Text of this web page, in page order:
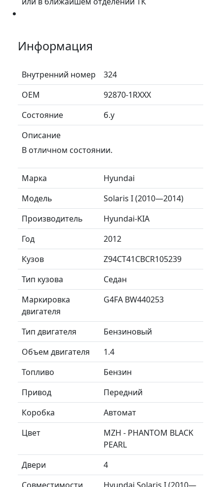
Информация
Внутренний номер
324
ОЕМ
92870-1RXXX
Состояние
б.у
Описание
В отличном состоянии.
Марка
Hyundai
Модель
Solaris I (2010—2014)
Производитель
Hyundai-KIA
Год
2012
Кузов
Z94CT41CBCR105239
Тип кузова
Седан
Маркировка
двигателя
G4FA BW440253
Тип двигателя
Бензиновый
Объем двигателя
1.4
Топливо
Бензин
Привод
Передний
Коробка
Автомат
Цвет
MZH - PHANTOM BLACK
PEARL
Двери
4